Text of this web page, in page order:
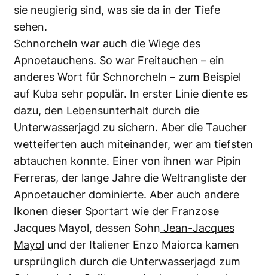
sie neugierig sind, was sie da in der Tiefe
sehen.
Schnorcheln war auch die Wiege des
Apnoetauchens. So war Freitauchen – ein
anderes Wort für Schnorcheln – zum Beispiel
auf Kuba sehr populär. In erster Linie diente es
dazu, den Lebensunterhalt durch die
Unterwasserjagd zu sichern. Aber die Taucher
wetteiferten auch miteinander, wer am tiefsten
abtauchen konnte. Einer von ihnen war Pipin
Ferreras, der lange Jahre die Weltrangliste der
Apnoetaucher dominierte. Aber auch andere
Ikonen dieser Sportart wie der Franzose
Jacques Mayol, dessen Sohn Jean-Jacques
Mayol und der Italiener Enzo Maiorca kamen
ursprünglich durch die Unterwasserjagd zum